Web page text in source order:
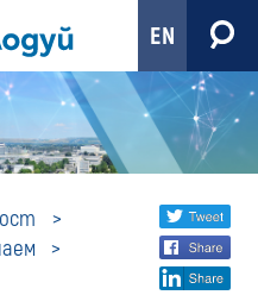
EN
Share
social